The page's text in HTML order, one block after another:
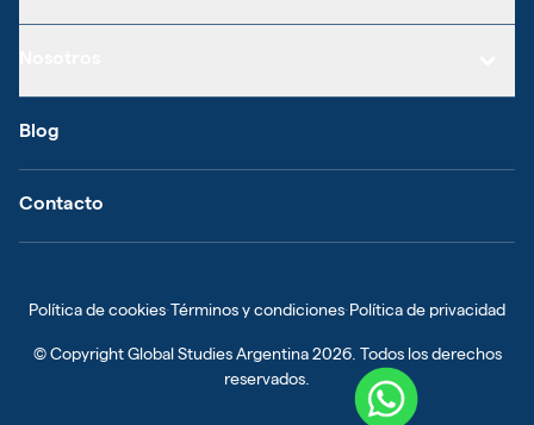
Blog
Contacto
Política de cookies· Términos y condiciones·Política de privacidad
© Copyright Global Studies Argentina 2026. Todos los derechos
reservados.